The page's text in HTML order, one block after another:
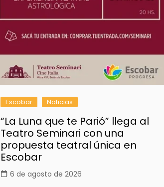
Escobar Noticias
“La Luna que te Parió” llega al
Teatro Seminari con una
propuesta teatral única en
Escobar
6 de agosto de 2026